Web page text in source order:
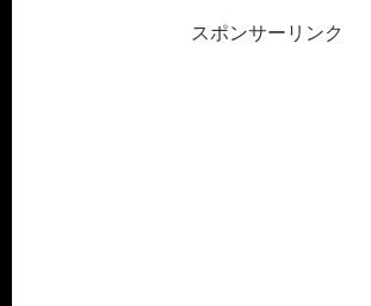
スポンサーリンク